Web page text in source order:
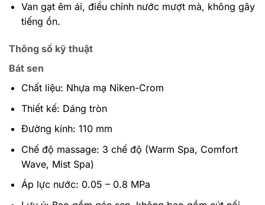
Van gạt êm ái, điều chỉnh nước mượt mà, không gây
tiếng ồn.
Thông số kỹ thuật
Bát sen
Chất liệu: Nhựa mạ Niken-Crom
Thiết kế: Dáng tròn
Đường kính: 110 mm
Chế độ massage: 3 chế độ (Warm Spa, Comfort
Wave, Mist Spa)
Áp lực nước: 0.05 – 0.8 MPa